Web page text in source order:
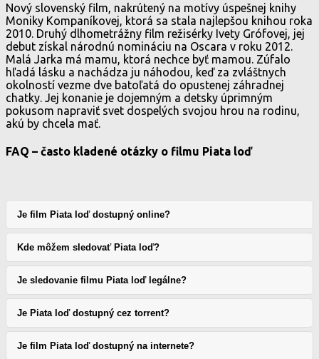
Nový slovenský film, nakrútený na motívy úspešnej knihy
Moniky Kompaníkovej, ktorá sa stala najlepšou knihou roka
2010. Druhý dlhometrážny film režisérky Ivety Grófovej, jej
debut získal národnú nomináciu na Oscara v roku 2012.
Malá Jarka má mamu, ktorá nechce byť mamou. Zúfalo
hľadá lásku a nachádza ju náhodou, keď za zvláštnych
okolností vezme dve batoľatá do opustenej záhradnej
chatky. Jej konanie je dojemným a detsky úprimným
pokusom napraviť svet dospelých svojou hrou na rodinu,
akú by chcela mať.
FAQ – často kladené otázky o filmu Piata loď
Je film Piata loď dostupný online?
Kde môžem sledovať Piata loď?
Je sledovanie filmu Piata loď legálne?
Je Piata loď dostupný cez torrent?
Je film Piata loď dostupný na internete?